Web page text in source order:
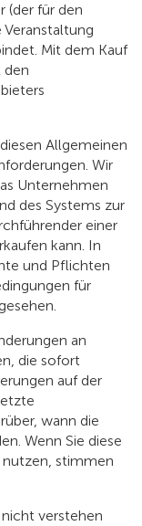
(der für den
Mit dem Kauf
den
Allgemeinen
Wir
Unternehmen
des Systems zur
einer
kann. In
und Pflichten
für
an
die sofort
auf der
wann die
Wenn Sie diese
stimmen
verstehen